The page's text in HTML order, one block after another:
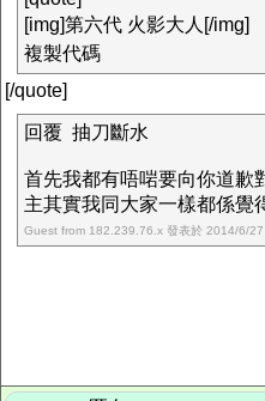
[img]第六代 火影大人[/img]
複製代碼
[/quote]
回覆 抽刀斷水
首先我都有唔啱要向你道歉
主其實我同大家一樣都係覺
Guest from 182.239.76.x 發表於 2014/6/